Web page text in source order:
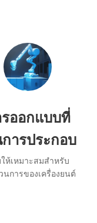
ออกแบบที่
การประกอบ
ห้เหมาะสมสำหรับ
นการของเครื่องยนต์